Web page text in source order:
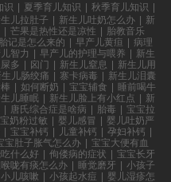
识 | 夏季育儿知识 | 秋季育儿知识 |
儿拉肚子 | 新生儿吐奶怎么办 | 新
| 芒果是热性还是凉性 | 胎教音乐
胎记是怎么来的 | 早产儿黄疸 | 病理
智力 | 早产儿的护理与喂养 | 新生
多 | 囟门 | 新生儿窒息 | 新生儿用
生儿肠绞痛 | 寨卡病毒 | 新生儿泪囊
| 如何断奶 | 宝宝辅食 | 睡前喝牛
儿睡眠 | 新生儿脸上有小红点 | 新
| 唐氏综合症是啥病 | 胎毒 | 宝宝拉
奶粉过敏 | 婴儿感冒 | 婴儿吐奶严
| 宝宝补钙 | 儿童补钙 | 孕妇补钙 |
宝肚子胀气怎么办 | 宝宝大便有血
什么好 | 佝偻病的症状 | 宝宝长牙
咙有痰怎么办 | 睡觉磨牙 | 小孩子
小儿咳嗽 | 小孩起水痘 | 婴儿湿疹怎